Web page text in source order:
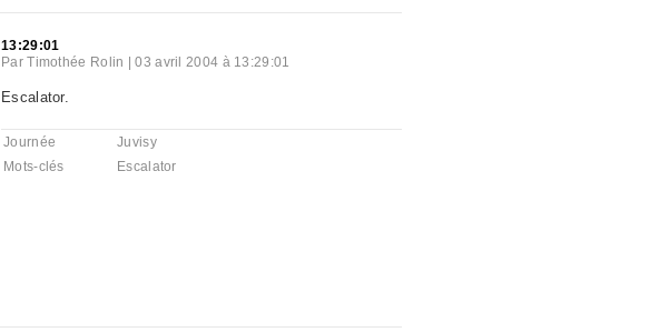
13:29:01
ParTimothée Rolin |03 avril 2004 à 13:29:01
Escalator.
Journée
Juvisy
Mots-clés
Escalator